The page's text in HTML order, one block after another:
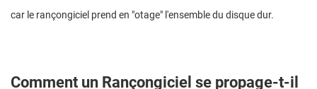
car le rançongiciel prend en "otage" l'ensemble du disque dur.
Comment un Rançongiciel se propage-t-il